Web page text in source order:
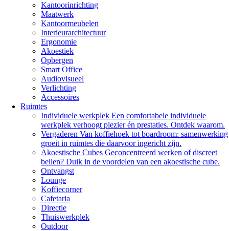
Kantoorinrichting
Maatwerk
Kantoormeubelen
Interieurarchitectuur
Ergonomie
Akoestiek
Opbergen
Smart Office
Audiovisueel
Verlichting
Accessoires
Ruimtes
Individuele werkplek Een comfortabele individuele
werkplek verhoogt plezier én prestaties. Ontdek waarom.
Vergaderen Van koffiehoek tot boardroom: samenwerking
groeit in ruimtes die daarvoor ingericht zijn.
Akoestische Cubes Geconcentreerd werken of discreet
bellen? Duik in de voordelen van een akoestische cube.
Ontvangst
Lounge
Koffiecorner
Cafetaria
Directie
Thuiswerkplek
Outdoor